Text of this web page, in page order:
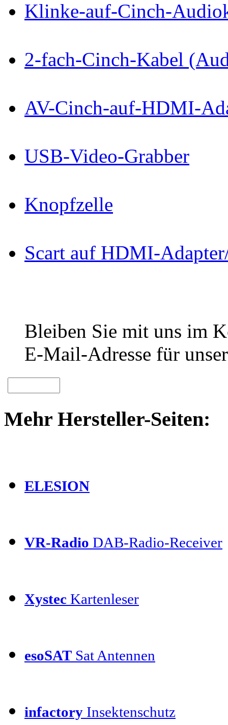
Klinke-auf-Cinch-
2-fach-Cinch-Kabel
AV-Cinch-auf-HDMI-
USB-Video-Grabber
Knopfzelle
Scart auf HDMI-
Bleiben Sie mit uns im
E-Mail-Adresse für
Mehr Hersteller-Seiten:
ELESION
VR-Radio DAB-Radio-Receiver
Xystec Kartenleser
esoSAT Sat Antennen
infactory Insektenschutz